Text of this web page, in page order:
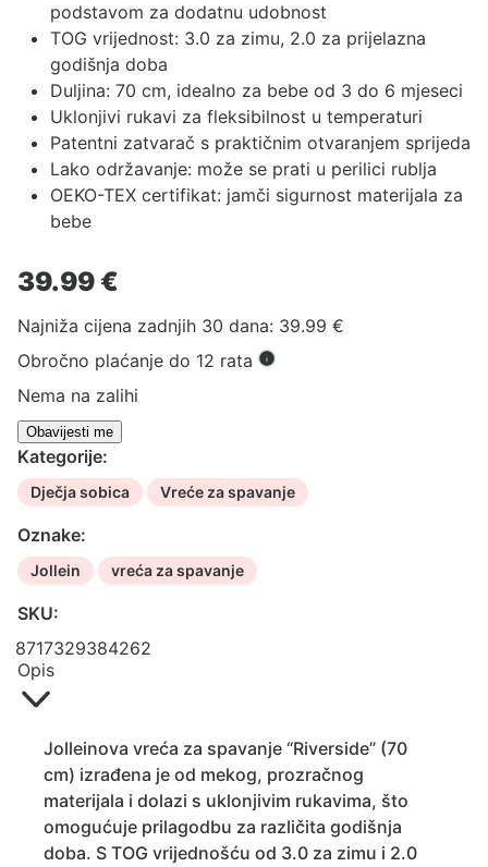
podstavom za dodatnu udobnost
TOG vrijednost: 3.0 za zimu, 2.0 za prijelazna
godišnja doba
Duljina: 70 cm, idealno za bebe od 3 do 6 mjeseci
Uklonjivi rukavi za fleksibilnost u temperaturi
Patentni zatvarač s praktičnim otvaranjem sprijeda
Lako održavanje: može se prati u perilici rublja
OEKO-TEX certifikat: jamči sigurnost materijala za
bebe
39.99 €
Najniža cijena zadnjih 30 dana: 39.99 €
Obročno plaćanje do 12 rata
Nema na zalihi
Kategorije:
Dječja sobica Vreće za spavanje
Oznake:
Jollein vreća za spavanje
SKU:
8717329384262
Opis
Jolleinova vreća za spavanje “Riverside” (70
cm) izrađena je od mekog, prozračnog
materijala i dolazi s uklonjivim rukavima, što
omogućuje prilagodbu za različita godišnja
doba. S TOG vrijednošću od 3.0 za zimu i 2.0